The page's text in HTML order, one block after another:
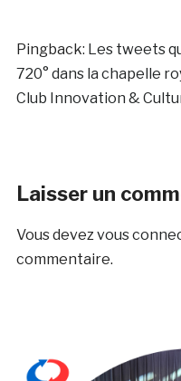
Pingback: Les tweets
720° dans la chapelle
Club Innovation &
Laisser un
Vous devezvous
commentaire.